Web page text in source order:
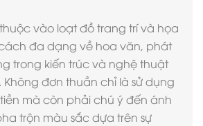
vào loạt đồ trang trí và họa
đa dạng về hoa văn, phát
trong kiến trúc và nghệ thuật
Không đơn thuần chỉ là sử dụng
mà còn phải chú ý đến ánh
trộn màu sắc dựa trên sự